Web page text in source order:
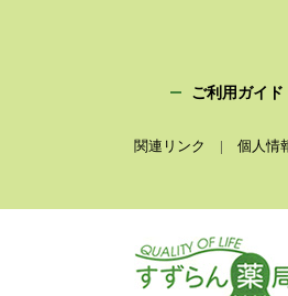
ご利用ガイド
関連リンク | 個人情